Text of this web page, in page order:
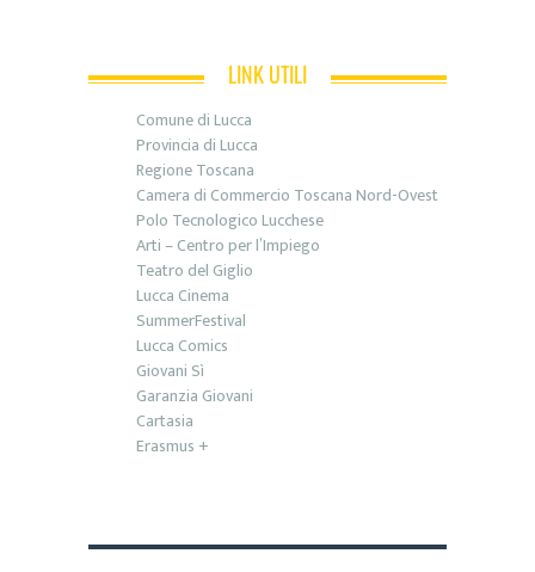
LINK UTILI
Comune di Lucca
Provincia di Lucca
Regione Toscana
Camera di Commercio Toscana Nord-Ovest
Polo Tecnologico Lucchese
Arti – Centro per l’Impiego
Teatro del Giglio
Lucca Cinema
SummerFestival
Lucca Comics
Giovani Sì
Garanzia Giovani
Cartasia
Erasmus +